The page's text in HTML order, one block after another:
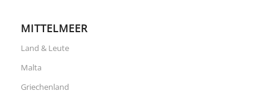
MITTELMEER
Land & Leute
Malta
Griechenland